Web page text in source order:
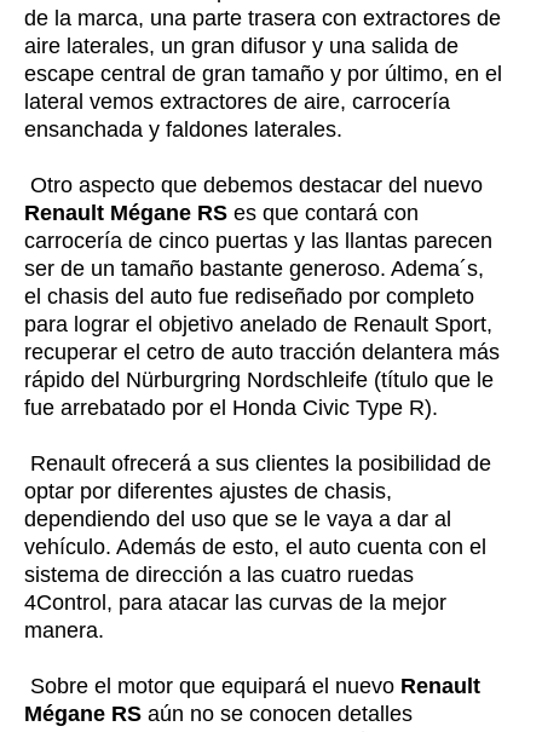
de la marca, una parte trasera con extractores de
aire laterales, un gran difusor y una salida de
escape central de gran tamaño y por último, en el
lateral vemos extractores de aire, carrocería
ensanchada y faldones laterales.
Otro aspecto que debemos destacar del nuevo
Renault Mégane RS es que contará con
carrocería de cinco puertas y las llantas parecen
ser de un tamaño bastante generoso. Adema´s,
el chasis del auto fue rediseñado por completo
para lograr el objetivo anelado de Renault Sport,
recuperar el cetro de auto tracción delantera más
rápido del Nürburgring Nordschleife (título que le
fue arrebatado por el Honda Civic Type R).
Renault ofrecerá a sus clientes la posibilidad de
optar por diferentes ajustes de chasis,
dependiendo del uso que se le vaya a dar al
vehículo. Además de esto, el auto cuenta con el
sistema de dirección a las cuatro ruedas
4Control, para atacar las curvas de la mejor
manera.
Sobre el motor que equipará el nuevo Renault
Mégane RS aún no se conocen detalles